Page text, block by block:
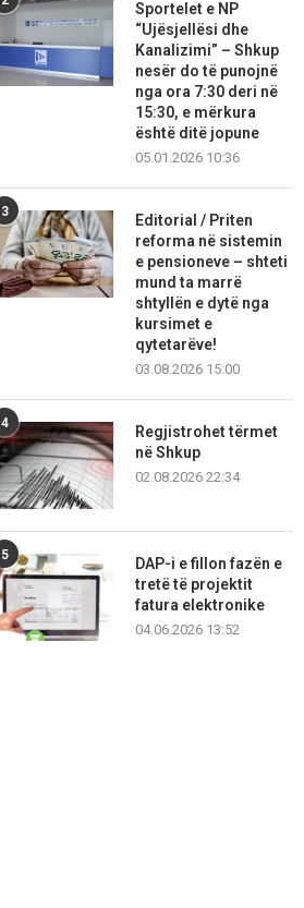
Sportelet e NP
“Ujësjellësi dhe
Kanalizimi” – Shkup
nesër do të punojnë
nga ora 7:30 deri në
15:30, e mërkura
është ditë jopune
05.01.2026 10:36
3
Editorial / Priten
reforma në sistemin
e pensioneve – shteti
mund ta marrë
shtyllën e dytë nga
kursimet e
qytetarëve!
03.08.2026 15:00
4
Regjistrohet tërmet
në Shkup
02.08.2026 22:34
5
DAP-i e fillon fazën e
tretë të projektit
fatura elektronike
04.06.2026 13:52